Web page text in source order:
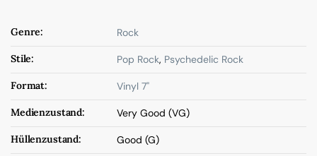
Genre: Rock
Stile: Pop Rock, Psychedelic Rock
Format: Vinyl 7"
Medienzustand: Very Good (VG)
Hüllenzustand: Good (G)